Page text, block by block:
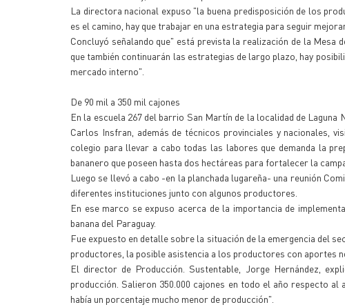
La directora nacional expuso "la buena predisposición de los
es el camino, hay que trabajar en una estrategia para seguir
Concluyó señalando que" está prevista la realización de la
que también continuarán las estrategias de largo plazo, hay
mercado interno".
De 90 mil a 350 mil cajones
En la escuela 267 del barrio San Martín de la localidad de
Carlos Insfran, además de técnicos provinciales y nacionales,
colegio para llevar a cabo todas las labores que demanda la
bananero que poseen hasta dos hectáreas para fortalecer la
Luego se llevó a cabo -en la planchada lugareña- una reunión
diferentes instituciones junto con algunos productores.
En ese marco se expuso acerca de la importancia de
banana del Paraguay.
Fue expuesto en detalle sobre la situación de la emergencia del
productores, la posible asistencia a los productores con aportes
El director de Producción. Sustentable, Jorge Hernández,
producción. Salieron 350.000 cajones en todo el año respecto
había un porcentaje mucho menor de producción".